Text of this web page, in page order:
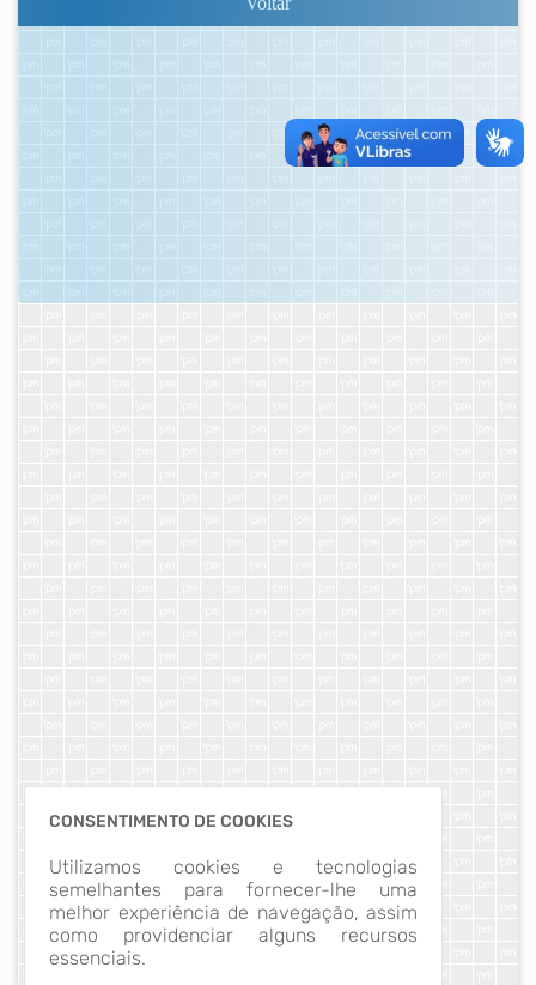
CONSENTIMENTO DE COOKIES
Utilizamos cookies e tecnologias
semelhantes para fornecer-lhe uma
melhor experiência de navegação, assim
como providenciar alguns recursos
essenciais.